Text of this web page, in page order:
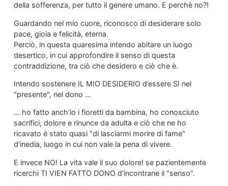
della sofferenza, per tutto il genere umano. E perchè no?!
Guardando nel mio cuore, riconosco di desiderare solo
pace, gioia e felicità, eterna.
Perciò, in questa quaresima intendo abitare un luogo
desertico, in cui approfondire il senso di questa
contraddizione, tra ciò che desidero e ciò che è.
Intendo sostenere IL MIO DESIDERIO d’essere SI nel
"presente", nel dono …
… ho fatto anch’io i fioretti da bambina, ho conosciuto
sacrifici, dolore e rinunce da adulta e ciò che ne ho
ricavato è stato quasi "di lasciarmi morire di fame"
d’inedia, luogo in cui non vale la pena di vivere.
E invece NO! La vita vale il suo dolore! se pazientemente
ricerchi TI VIEN FATTO DONO d’incontrane il "senso".